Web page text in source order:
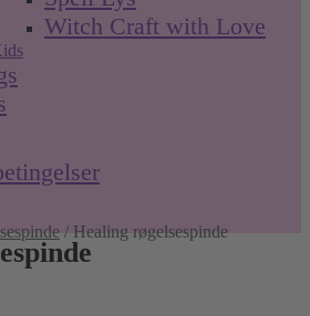
Witch Craft with Love
/Healing røgelsespinde